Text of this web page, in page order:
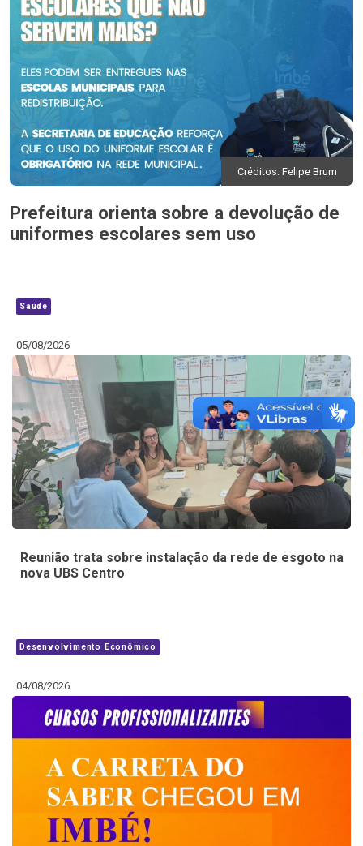
Créditos: Felipe Brum
Prefeitura orienta sobre a devolução de
uniformes escolares sem uso
Saúde
05/08/2026
Reunião trata sobre instalação da rede de esgoto na
nova UBS Centro
Desenvolvimento Econômico
04/08/2026